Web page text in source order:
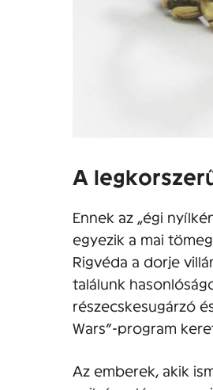
A
Ennek az „égi
egyezik a mai
Rigvéda a dorje
találunk
részecskesugárzó
Wars”-program
Az emberek, akik